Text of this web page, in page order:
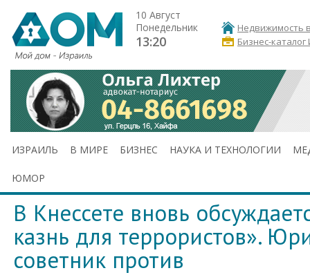
10 Август
Понедельник
13:20
Недвижимость
Бизнес-каталог
ИЗРАИЛЬ В МИРЕ БИЗНЕС НАУКА И ТЕХНОЛОГИИ
ЮМОР
В Кнессете вновь
казнь для террористов»‎.
советник против